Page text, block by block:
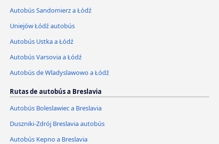
Autobús Sandomierz a Łódź
Uniejów Łódź autobús
Autobús Ustka a Łódź
Autobús Varsovia a Łódź
Autobús de Wladyslawowo a Łódź
Rutas de autobús a Breslavia
Autobús Boleslawiec a Breslavia
Duszniki-Zdrój Breslavia autobús
Autobús Kepno a Breslavia